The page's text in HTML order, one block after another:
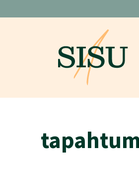
sisältöön